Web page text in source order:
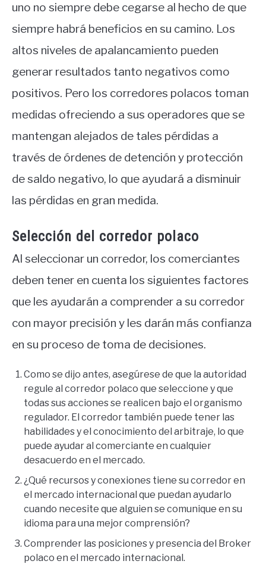
uno no siempre debe cegarse al hecho de que
siempre habrá beneficios en su camino. Los
altos niveles de apalancamiento pueden
generar resultados tanto negativos como
positivos. Pero los corredores polacos toman
medidas ofreciendo a sus operadores que se
mantengan alejados de tales pérdidas a
través de órdenes de detención y protección
de saldo negativo, lo que ayudará a disminuir
las pérdidas en gran medida.
Selección del corredor polaco
Al seleccionar un corredor, los comerciantes
deben tener en cuenta los siguientes factores
que les ayudarán a comprender a su corredor
con mayor precisión y les darán más confianza
en su proceso de toma de decisiones.
Como se dijo antes, asegúrese de que la autoridad
regule al corredor polaco que seleccione y que
todas sus acciones se realicen bajo el organismo
regulador. El corredor también puede tener las
habilidades y el conocimiento del arbitraje, lo que
puede ayudar al comerciante en cualquier
desacuerdo en el mercado.
¿Qué recursos y conexiones tiene su corredor en
el mercado internacional que puedan ayudarlo
cuando necesite que alguien se comunique en su
idioma para una mejor comprensión?
Comprender las posiciones y presencia del Broker
polaco en el mercado internacional.